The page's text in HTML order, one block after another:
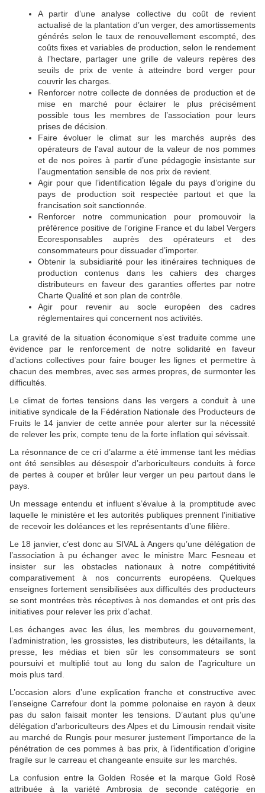
A partir d’une analyse collective du coût de revient
actualisé de la plantation d’un verger, des amortissements
générés selon le taux de renouvellement escompté, des
coûts fixes et variables de production, selon le rendement
à l’hectare, partager une grille de valeurs repères des
seuils de prix de vente à atteindre bord verger pour
couvrir les charges.
Renforcer notre collecte de données de production et de
mise en marché pour éclairer le plus précisément
possible tous les membres de l’association pour leurs
prises de décision.
Faire évoluer le climat sur les marchés auprès des
opérateurs de l’aval autour de la valeur de nos pommes
et de nos poires à partir d’une pédagogie insistante sur
l’augmentation sensible de nos prix de revient.
Agir pour que l’identification légale du pays d’origine du
pays de production soit respectée partout et que la
francisation soit sanctionnée.
Renforcer notre communication pour promouvoir la
préférence positive de l’origine France et du label Vergers
Ecoresponsables auprès des opérateurs et des
consommateurs pour dissuader d’importer.
Obtenir la subsidiarité pour les itinéraires techniques de
production contenus dans les cahiers des charges
distributeurs en faveur des garanties offertes par notre
Charte Qualité et son plan de contrôle.
Agir pour revenir au socle européen des cadres
réglementaires qui concernent nos activités.
La gravité de la situation économique s’est traduite comme une
évidence par le renforcement de notre solidarité en faveur
d’actions collectives pour faire bouger les lignes et permettre à
chacun des membres, avec ses armes propres, de surmonter les
difficultés.
Le climat de fortes tensions dans les vergers a conduit à une
initiative syndicale de la Fédération Nationale des Producteurs de
Fruits le 14 janvier de cette année pour alerter sur la nécessité
de relever les prix, compte tenu de la forte inflation qui sévissait.
La résonnance de ce cri d’alarme a été immense tant les médias
ont été sensibles au désespoir d’arboriculteurs conduits à force
de pertes à couper et brûler leur verger un peu partout dans le
pays.
Un message entendu et influent s’évalue à la promptitude avec
laquelle le ministère et les autorités publiques prennent l’initiative
de recevoir les doléances et les représentants d’une filière.
Le 18 janvier, c’est donc au SIVAL à Angers qu’une délégation de
l’association à pu échanger avec le ministre Marc Fesneau et
insister sur les obstacles nationaux à notre compétitivité
comparativement à nos concurrents européens. Quelques
enseignes fortement sensibilisées aux difficultés des producteurs
se sont montrées très réceptives à nos demandes et ont pris des
initiatives pour relever les prix d’achat.
Les échanges avec les élus, les membres du gouvernement,
l’administration, les grossistes, les distributeurs, les détaillants, la
presse, les médias et bien sûr les consommateurs se sont
poursuivi et multiplié tout au long du salon de l’agriculture un
mois plus tard.
L’occasion alors d’une explication franche et constructive avec
l’enseigne Carrefour dont la pomme polonaise en rayon à deux
pas du salon faisait monter les tensions. D’autant plus qu’une
délégation d’arboriculteurs des Alpes et du Limousin rendait visite
au marché de Rungis pour mesurer justement l’importance de la
pénétration de ces pommes à bas prix, à l’identification d’origine
fragile sur le carreau et changeante ensuite sur les marchés.
La confusion entre la Golden Rosée et la marque Gold Rosè
attribuée à la variété Ambrosia de seconde catégorie en